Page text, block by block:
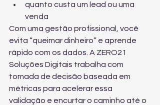
quanto custa um lead ou uma
venda
Com uma gestão profissional, você
evita “queimar dinheiro” e aprende
rápido com os dados. A ZERO21
Soluções Digitais trabalha com
tomada de decisão baseada em
métricas para acelerar essa
validação e encurtar o caminho até o